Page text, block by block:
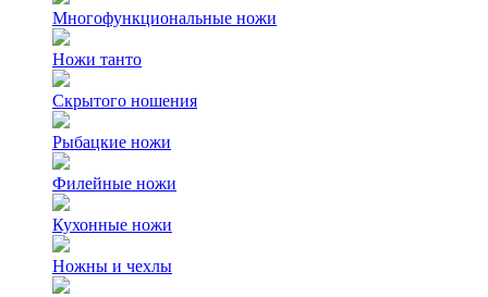
Многофункциональные ножи
Ножи танто
Скрытого ношения
Рыбацкие ножи
Филейные ножи
Кухонные ножи
Ножны и чехлы